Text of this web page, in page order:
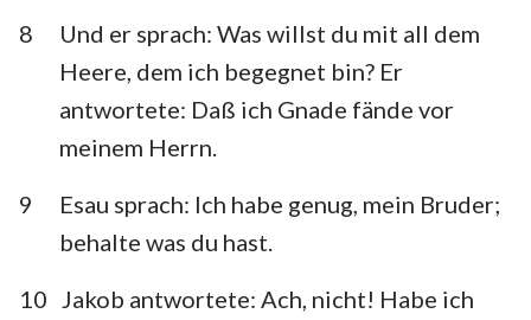
8
Und er sprach: Was willst du mit all dem
Heere, dem ich begegnet bin? Er
antwortete: Daß ich Gnade fände vor
meinem Herrn.
9
Esau sprach: Ich habe genug, mein Bruder;
behalte was du hast.
10
Jakob antwortete: Ach, nicht! Habe ich